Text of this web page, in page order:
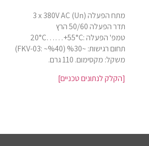
מתח הפעלה (Un) 3 x 380V AC
תדר הפעלה 50/60 הרץ
טמפ' הפעלה :20°C……+55°C
תחום רגישות: ~%30 (FKV-03: ~%40)
משקל: מקסימום. 110 גרם.
[הקלק לנתונים טכניים]